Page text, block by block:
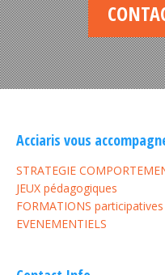
Acciaris vous
STRATEGIE
JEUX pédagogiques
FORMATIONS participatives
EVENEMENTIELS